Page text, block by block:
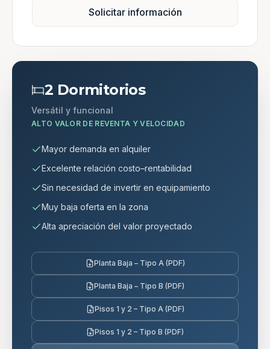
Solicitar información
2 Dormitorios
Versátil y funcional
ALTO VALOR DE REVENTA Y VELOCIDAD
Mayor demanda en alquiler
Excelente relación costo–rentabilidad
Sin necesidad de invertir en equipamiento
Muy baja oferta en la zona
Alta apreciación del valor proyectado
Planta Baja – Tipo A (PDF)
Planta Baja – Tipo B (PDF)
Pisos 1 y 2 – Tipo A (PDF)
Pisos 1 y 2 – Tipo B (PDF)